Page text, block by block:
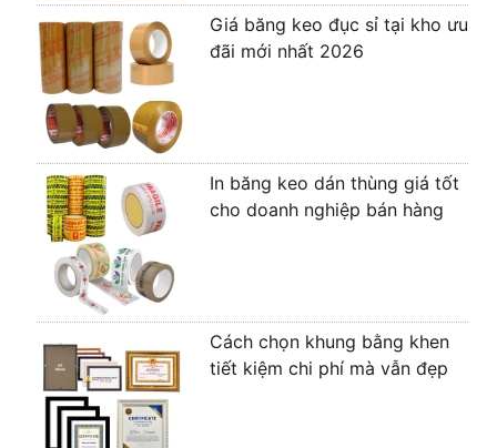
Giá băng keo đục sỉ tại kho ưu
đãi mới nhất 2026
In băng keo dán thùng giá tốt
cho doanh nghiệp bán hàng
Cách chọn khung bằng khen
tiết kiệm chi phí mà vẫn đẹp